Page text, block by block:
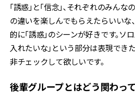
「誘惑」と「信念」、それぞれのみん
の違いを楽しんでもらえたらいいな
的に「誘惑」のシーンが好きです。ソ
入れたいな」という部分は表現でき
非チェックして欲しいです。
後輩グループとはどう関わっ